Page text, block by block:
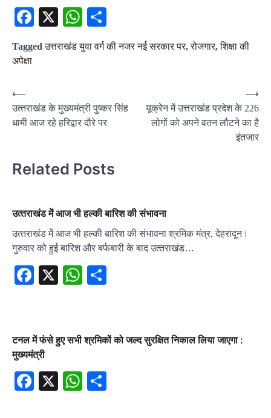
Facebook
X WhatsApp
Taggedउत्तराखंड युवा वर्ग की नजर नई सरकार पर,रोजगार,शिक्षा की
अपेक्षा
Post
navigation
⟵
उत्‍तराखंड के मुख्‍यमंत्री पुष्‍कर सिंह
धामी आज रहे हरिद्वार दौरे पर
यूक्रेन में उत्तराखंड प्रदेश के 226
लोगों को अपने वतन लौटने का है
इंतजार
⟶
Related Posts
उत्‍तराखंड मेें आज भी हल्की बारिश की संभावना
उत्‍तराखंड मेें आज भी हल्की बारिश की संभावना श्रमिक मंत्र, देहरादून।
गुरुवार को हुई बारिश और बर्फबारी के बाद उत्‍तराखंड…
Facebook
X WhatsApp
टनल में फंसे हुए सभी श्रमिकों को जल्द सुरक्षित निकाल लिया जाएगा :
मुख्यमंत्री
Facebook
X WhatsApp